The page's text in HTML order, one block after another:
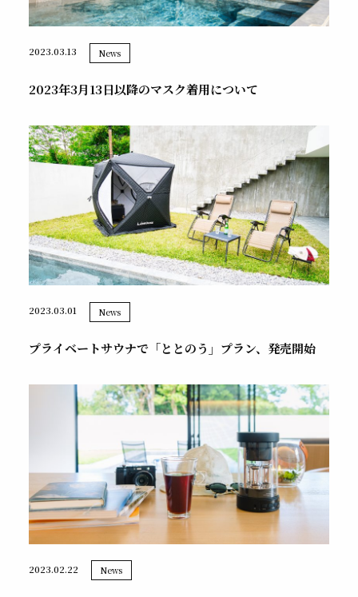
2023.03.13 News
2023年3月13日以降のマスク着用について
2023.03.01 News
プライベートサウナで「ととのう」プラン、発売開始
2023.02.22 News